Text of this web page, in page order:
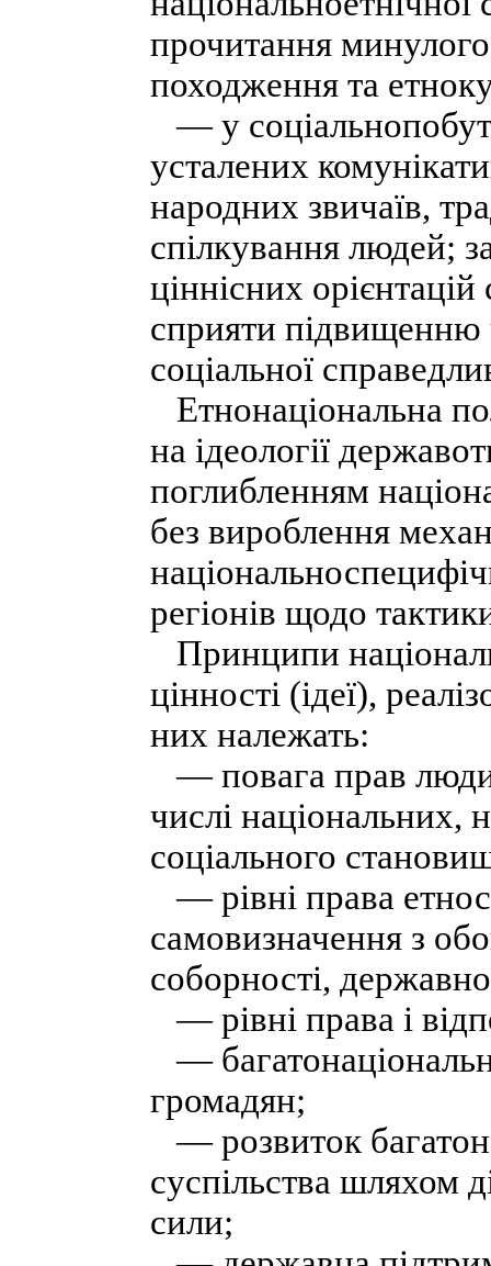
прочитання
походження та
— у
усталених
народних звичаїв,
спілкування людей;
ціннісних
сприяти підвищенню
соціальної
Етнонаціональна
на ідеології
поглибленням
без вироблення
регіонів щодо
Принципи
цінності (ідеї),
них належать:
— повага прав
числі національних,
соціального
— рівні права
самовизначення з
соборності,
— рівні права і
—
громадян;
— розвиток
суспільства шляхом
сили;